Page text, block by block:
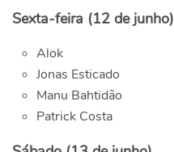
Sexta-feira (12 de junho)
Alok
Jonas Esticado
Manu Bahtidão
Patrick Costa